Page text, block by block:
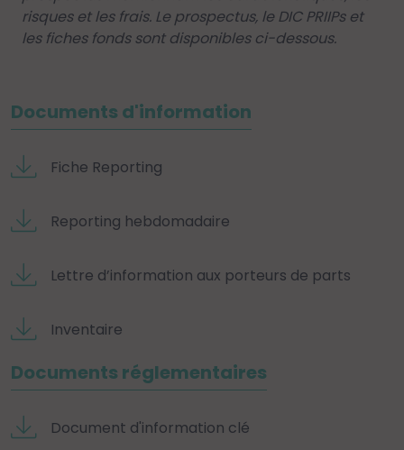
risques et les frais. Le prospectus, le DIC PRIIPs et
les fiches fonds sont disponibles ci-dessous.
Documents d'information
Fiche Reporting
Reporting hebdomadaire
Lettre d’information aux porteurs de parts
Inventaire
Documents réglementaires
Document d'information clé